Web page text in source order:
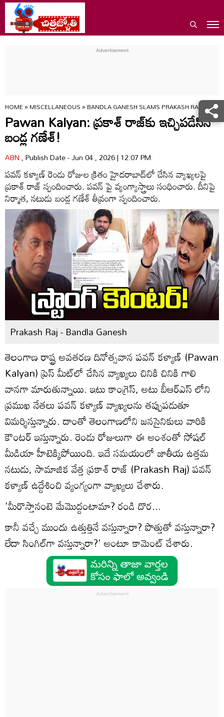
HOME»MISCELLANEOUS»BANDLA GANESH SLAMS PRAKASH RAJ
Pawan Kalyan: ప్రకాశ్‌ రాజ్‌కు ఇచ్చిపడేసిన
బండ్ల గణేశ్‌!
ABN, Publish Date - Jun 04 , 2026 | 12:07 PM
పవన్ కళ్యాణ్‌ రెండు రోజుల క్రితం హైదరాబాద్‌లో చేసిన వ్యాఖ్యలపై
ప్రకాశ్‌ రాజ్‌ స్పందించారు. పవన్ పై వ్యంగ్యాస్త్రాలు సంధించారు. దీనిపై
నిర్మాత, నటుడు బండ్ల గణేశ్‌ తీవ్రంగా స్పందించారు.
Prakash Raj - Bandla Ganesh
తెలంగాణ రాష్ట్ర అవతరణ దినోత్సవాన పవన్ కళ్యాణ్‌ (Pawan
Kalyan) ప్రెస్ మీట్‌లో చేసిన వ్యాఖ్యలు చినికి చినికి గాలి
వానగా మారుతున్నాయి. ఇటు కాంగ్రెస్‌, అటు బీఆర్‌ఎస్‌ లోని
ప్రముఖ నేతలు పవన్ కళ్యాణ్‌ వ్యాఖ్యలను తప్పుపడుతూ
విమర్శిస్తున్నారు. దాంతో తెలంగాణలోని జనసైనికులు వారికి
కౌంటర్‌ ఇస్తున్నారు. రెండు రోజులుగా ఈ అంశంతో సోషల్
మీడియా హీటెక్కిపోయింది. ఇదే సమయంలో జాతీయ ఉత్తమ
నటుడు, సామాజిక వేత్త ప్రకాశ్‌ రాజ్‌ (Prakash Raj) పవన్
కళ్యాణ్‌ ఉద్దేశించి వ్యంగ్యంగా వ్యాఖ్యలు చేశారు.
'మీరొస్తానంటె మేమొద్దంటామా? రండి దొర...
కానీ వచ్చే ముందు ఉత్తుత్తినే వస్తున్నారా? పొత్తుతో వస్తున్నారా?
లేదా సింగిల్‌గా వస్తున్నారా?' అంటూ కామెంట్‌ చేశారు.